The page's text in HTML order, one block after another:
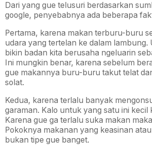
Dari yang gue telusuri berdasarkan
google, penyebabnya ada beberapa
Pertama, karena makan terburu-buru
udara yang tertelan ke dalam lambung.
bikin badan kita berusaha ngeluarin
Ini mungkin benar, karena sebelum
gue makannya buru-buru takut telat
solat.
Kedua, karena terlalu banyak
garaman. Kalo untuk yang satu ini kecil
Karena gue ga terlalu suka makan
Pokoknya makanan yang keasinan
bukan tipe gue banget.